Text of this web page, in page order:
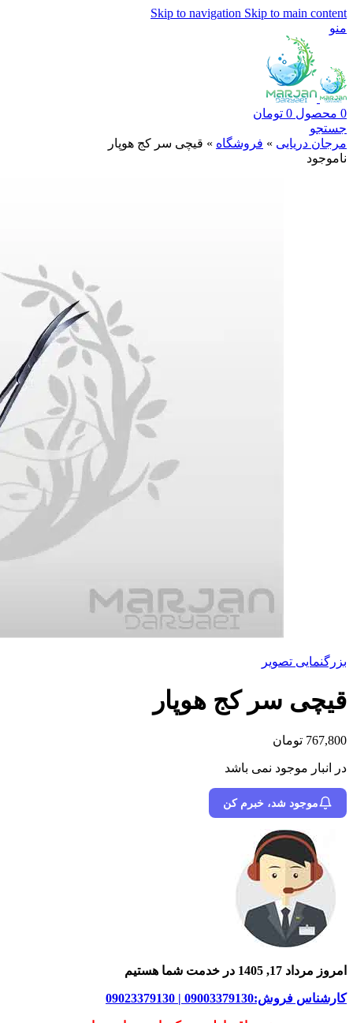
Skip to navigation Skip to main content
منو
0 محصول 0 تومان
جستجو
مرجان دریایی » فروشگاه » قیچی سر کج هوپار
ناموجود
بزرگنمایی تصویر
قیچی سر کج هوپار
767,800 تومان
در انبار موجود نمی باشد
موجود شد، خبرم کن
امروز مرداد 17, 1405 در خدمت شما هستیم
کارشناس فروش:09003379130 | 09023379130